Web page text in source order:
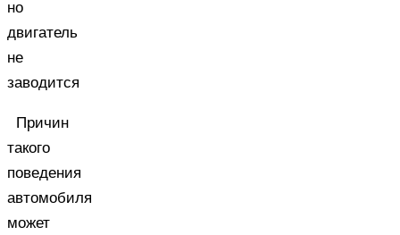
но
двигатель
не
заводится
Причин
такого
поведения
автомобиля
может